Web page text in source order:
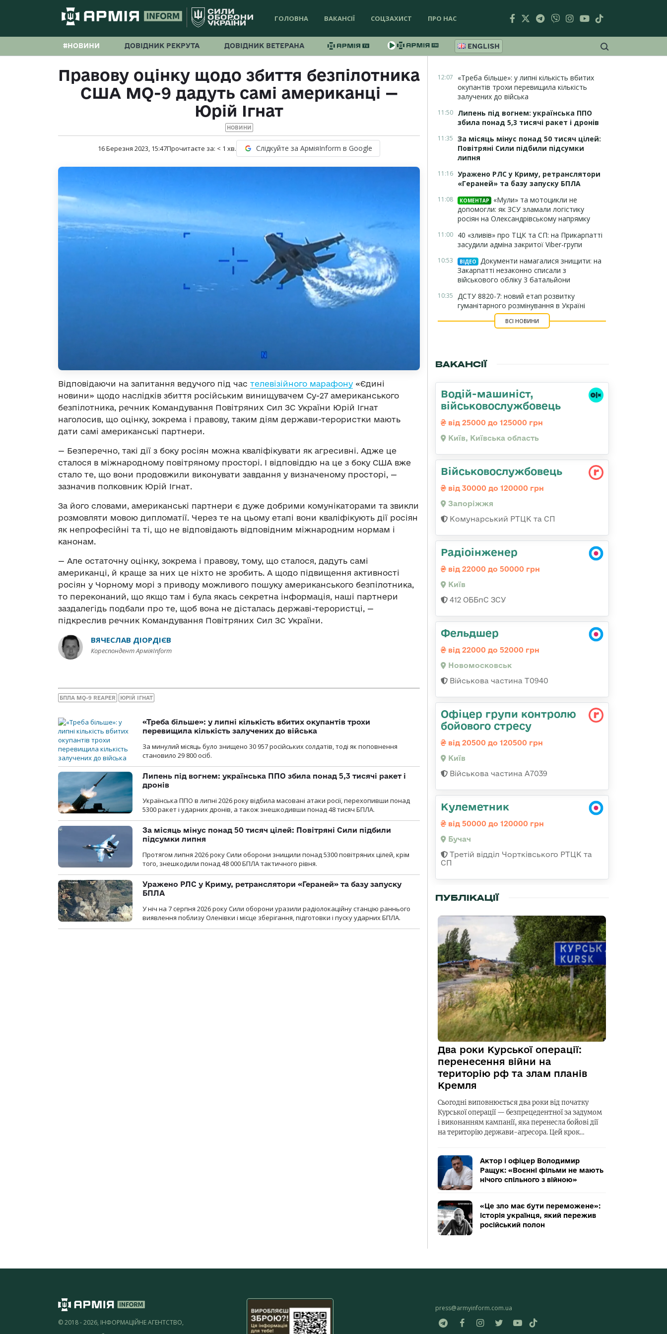
ГОЛОВНА ВАКАНСІЇ СОЦЗАХИСТ ПРО НАС
#НОВИНИ ДОВІДНИК РЕКРУТА ДОВІДНИК ВЕТЕРАНА ENGLISH
Правову оцінку щодо збиття безпілотника
США MQ-9 дадуть самі американці —
Юрій Ігнат
НОВИНИ
16 Березня 2023, 15:47Прочитаєте за: < 1 хв. Слідкуйте за АрміяInform в Google
Відповідаючи на запитання ведучого під час телевізійного марафону «Єдині
новини» щодо наслідків збиття російським винищувачем Су-27 американського
безпілотника, речник Командування Повітряних Сил ЗС України Юрій Ігнат
наголосив, що оцінку, зокрема і правову, таким діям держави-терористки мають
дати самі американські партнери.
— Безперечно, такі дії з боку росіян можна кваліфікувати як агресивні. Адже це
сталося в міжнародному повітряному просторі. І відповіддю на це з боку США вже
стало те, що вони продовжили виконувати завдання у визначеному просторі, —
зазначив полковник Юрій Ігнат.
За його словами, американські партнери є дуже добрими комунікаторами та звикли
розмовляти мовою дипломатії. Через те на цьому етапі вони кваліфікують дії росіян
як непрофесійні та ті, що не відповідають відповідним міжнародним нормам і
канонам.
— Але остаточну оцінку, зокрема і правову, тому, що сталося, дадуть самі
американці, й краще за них це ніхто не зробить. А щодо підвищення активності
росіян у Чорному морі з приводу можливого пошуку американського безпілотника,
то переконаний, що якщо там і була якась секретна інформація, наші партнери
заздалегідь подбали про те, щоб вона не дісталась державі-терористці, —
підкреслив речник Командування Повітряних Сил ЗС України.
ВЯЧЕСЛАВ ДІОРДІЄВ
Кореспондент АрміяInform
БПЛА MQ-9 REAPER ЮРІЙ ІГНАТ
«Треба більше»: у липні кількість вбитих окупантів трохи
перевищила кількість залучених до війська
За минулий місяць було знищено 30 957 російських солдатів, тоді як поповнення
становило 29 800 осіб.
Липень під вогнем: українська ППО збила понад 5,3 тисячі ракет і
дронів
Українська ППО в липні 2026 року відбила масовані атаки росії, перехопивши понад
5300 ракет і ударних дронів, а також знешкодивши понад 48 тисяч БПЛА.
За місяць мінус понад 50 тисяч цілей: Повітряні Сили підбили
підсумки липня
Протягом липня 2026 року Cили оборони знищили понад 5300 повітряних цілей, крім
того, знешкодили понад 48 000 БПЛА тактичного рівня.
Уражено РЛС у Криму, ретранслятори «Гераней» та базу запуску
БПЛА
У ніч на 7 серпня 2026 року Сили оборони уразили радіолокаційну станцію раннього
виявлення поблизу Оленівки і місце зберігання, підготовки і пуску ударних БПЛА.
12:07
«Треба більше»: у липні кількість вбитих
окупантів трохи перевищила кількість
залучених до війська
11:50 Липень під вогнем: українська ППО
збила понад 5,3 тисячі ракет і дронів
11:35 За місяць мінус понад 50 тисяч цілей:
Повітряні Сили підбили підсумки
липня
11:16 Уражено РЛС у Криму, ретранслятори
«Гераней» та базу запуску БПЛА
11:08 КОМЕНТАР
«Мули» та мотоцикли не
допомогли: як ЗСУ зламали логістику
росіян на Олександрівському напрямку
11:00 40 «зливів» про ТЦК та СП: на Прикарпатті
засудили адміна закритої Viber-групи
10:53 ВІДЕО
Документи намагалися знищити: на
Закарпатті незаконно списали з
військового обліку 3 батальйони
10:35 ДСТУ 8820-7: новий етап розвитку
гуманітарного розмінування в Україні
ВСІ НОВИНИ
ВАКАНСІЇ
Водій-машиніст,
військовослужбовець
від 25000 до 125000 грн
Київ, Київська область
Військовослужбовець
від 30000 до 120000 грн
Запоріжжя
Комунарський РТЦК та СП
Радіоінженер
від 22000 до 50000 грн
Київ
412 ОББпС ЗСУ
Фельдшер
від 22000 до 52000 грн
Новомосковськ
Військова частина Т0940
Офіцер групи контролю
бойового стресу
від 20500 до 120500 грн
Київ
Військова частина А7039
Кулеметник
від 50000 до 120000 грн
Бучач
Третій відділ Чортківського РТЦК та
СП
ПУБЛІКАЦІЇ
Два роки Курської операції:
перенесення війни на
територію рф та злам планів
Кремля
Сьогодні виповнюється два роки від початку
Курської операції — безпрецедентної за задумом
і виконанням кампанії, яка перенесла бойові дії
на територію держави-агресора. Цей крок…
Актор і офіцер Володимир
Ращук: «Воєнні фільми не мають
нічого спільного з війною»
«Це зло має бути переможене»:
історія українця, який пережив
російський полон
© 2018 - 2026, ІНФОРМАЦІЙНЕ АГЕНТСТВО,
press@armyinform.com.ua